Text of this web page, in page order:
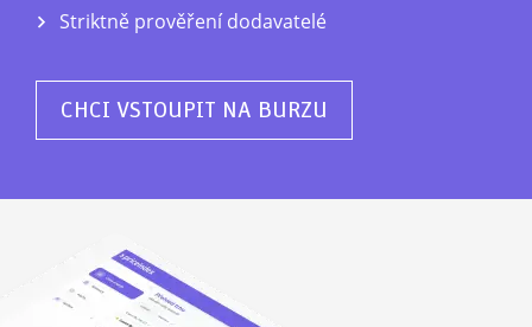
Striktně prověření dodavatelé
CHCI VSTOUPIT NA BURZU